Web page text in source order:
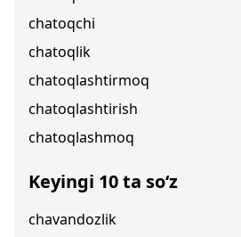
chatoqchi
chatoqlik
chatoqlashtirmoq
chatoqlashtirish
chatoqlashmoq
Keyingi 10 ta so‘z
chavandozlik